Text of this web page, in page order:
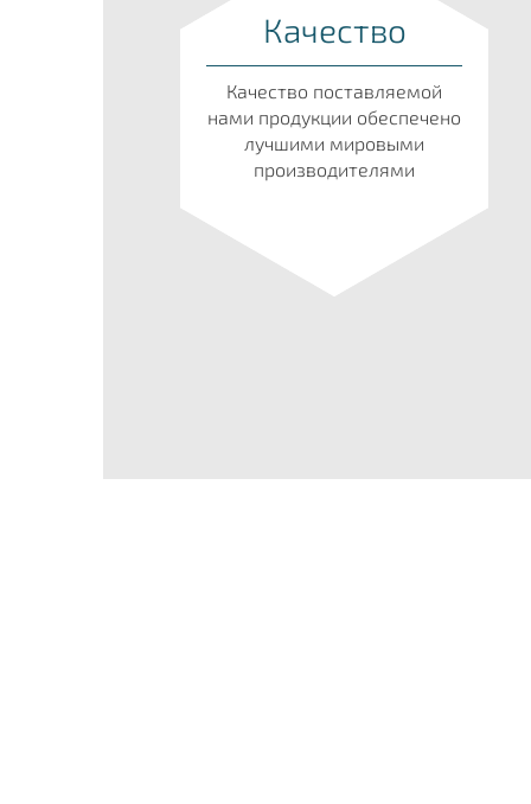
Качество
Качество поставляемой
нами продукции обеспечено
лучшими мировыми
производителями